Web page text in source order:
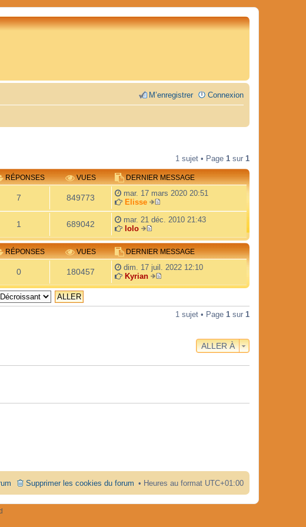
Connexion
M’enregistrer
1 sujet • Page 1 sur 1
RÉPONSES VUES DERNIER MESSAGE
7 849773
mar. 17 mars 2020 20:51
Elisse
V
o
r
l
e
d
e
r
n
e
g
1 689042
mar. 21 déc. 2010 21:43
lolo
V
o
i
r
l
e
d
r
s
e
RÉPONSES VUES DERNIER MESSAGE
0 180457
dim. 17 juil. 2022 12:10
Kyrian
V
1 sujet • Page 1 sur 1
ALLER À
Heures au format UTC+01:00
Supprimer les cookies du forum